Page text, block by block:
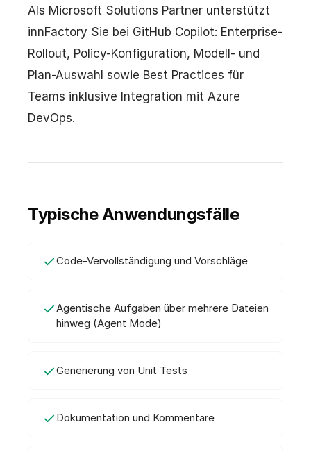
Als Microsoft Solutions Partner unterstützt
innFactory Sie bei GitHub Copilot: Enterprise-
Rollout, Policy-Konfiguration, Modell- und
Plan-Auswahl sowie Best Practices für
Teams inklusive Integration mit Azure
DevOps.
Typische Anwendungsfälle
Code-Vervollständigung und Vorschläge
Agentische Aufgaben über mehrere Dateien
hinweg (Agent Mode)
Generierung von Unit Tests
Dokumentation und Kommentare